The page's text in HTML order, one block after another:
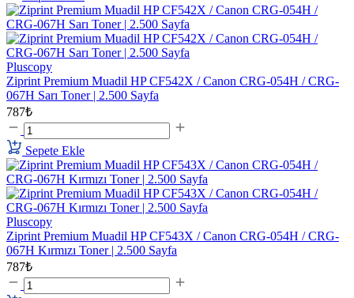
Pluscopy
Ziprint Premium Muadil HP CF542X / Canon CRG-054H / CRG-
067H Sarı Toner | 2.500 Sayfa
787₺
Sepete Ekle
Pluscopy
Ziprint Premium Muadil HP CF543X / Canon CRG-054H / CRG-
067H Kırmızı Toner | 2.500 Sayfa
787₺